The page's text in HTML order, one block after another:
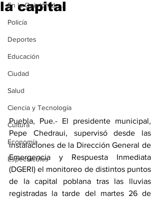
En la Opinión de...
Policía
Deportes
Educación
Ciudad
Salud
Ciencia y Tecnología
Cultura
Economía
Espectáculos
la capital
Puebla, Pue.- El presidente municipal,
Pepe Chedraui, supervisó desde las
instalaciones de la Dirección General de
Emergencia y Respuesta Inmediata
(DGERI) el monitoreo de distintos puntos
de la capital poblana tras las lluvias
registradas la tarde del martes 26 de